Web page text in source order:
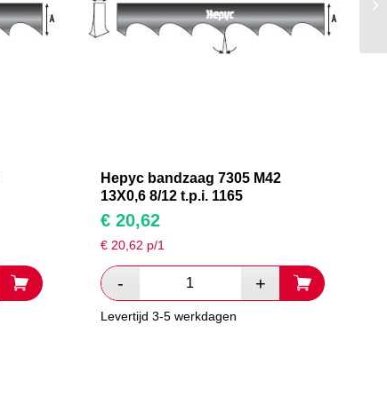
Hepyc bandzaag 7305 M42
13X0,6 8/12 t.p.i. 1165
€20,62
€ 20,62 p/1
Levertijd 3-5 werkdagen